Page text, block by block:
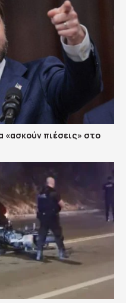
«ασκούν πιέσεις» στο